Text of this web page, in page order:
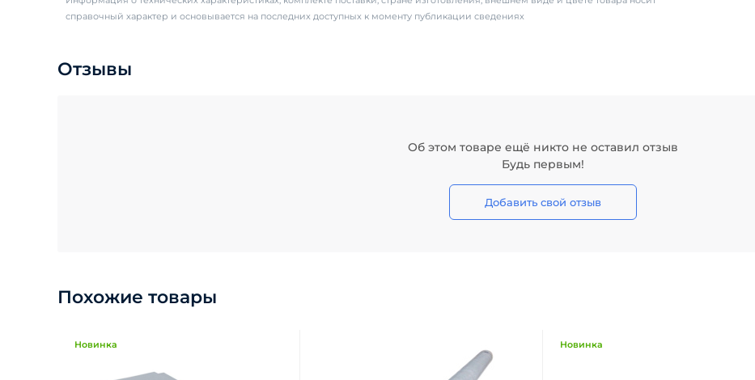
справочный характер и основывается на последних доступных к моменту публикации сведениях
Отзывы
Об этом товаре ещё никто не оставил отзыв
Будь первым!
Добавить свой отзыв
Похожие товары
Новинка Новинка